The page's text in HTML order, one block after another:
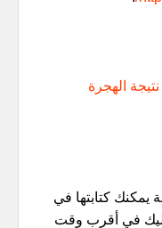
الهجرة
يمكنك كتابتها في
في أقرب وقت